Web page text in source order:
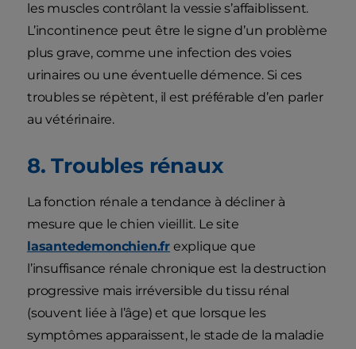
les muscles contrôlant la vessie s’affaiblissent.
L’incontinence peut être le signe d’un problème
plus grave, comme une infection des voies
urinaires ou une éventuelle démence. Si ces
troubles se répètent, il est préférable d’en parler
au vétérinaire.
8. Troubles rénaux
La fonction rénale a tendance à décliner à
mesure que le chien vieillit. Le site
lasantedemonchien.fr explique que
l’insuffisance rénale chronique est la destruction
progressive mais irréversible du tissu rénal
(souvent liée à l’âge) et que lorsque les
symptômes apparaissent, le stade de la maladie